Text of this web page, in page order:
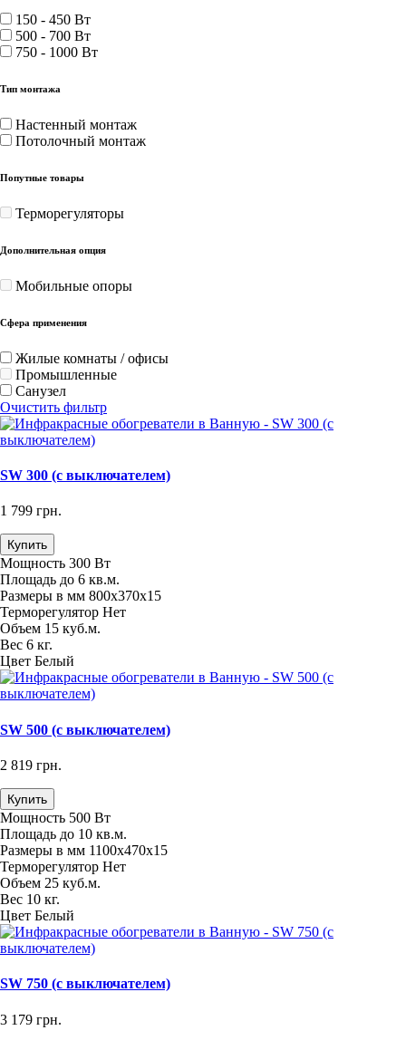
150 - 450 Вт
500 - 700 Вт
750 - 1000 Вт
Тип монтажа
Настенный монтаж
Потолочный монтаж
Попутные товары
Терморегуляторы
Дополнительная опция
Мобильные опоры
Сфера применения
Жилые комнаты / офисы
Промышленные
Санузел
Очистить фильтр
SW 300 (с выключателем)
1 799 грн.
Купить
Мощность 300 Вт
Площадь до 6 кв.м.
Размеры в мм 800х370х15
Терморегулятор Нет
Объем 15 куб.м.
Вес 6 кг.
Цвет Белый
SW 500 (с выключателем)
2 819 грн.
Купить
Мощность 500 Вт
Площадь до 10 кв.м.
Размеры в мм 1100х470х15
Терморегулятор Нет
Объем 25 куб.м.
Вес 10 кг.
Цвет Белый
SW 750 (с выключателем)
3 179 грн.